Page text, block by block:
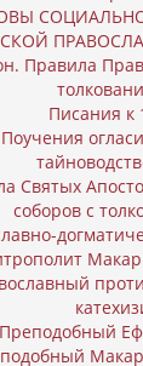
Правила
Писания к
Поучения
Святых
соборов с
Преподобный